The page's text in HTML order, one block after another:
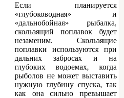
Если планируется
«глубоководная» и
«дальнобойная» рыбалка,
скользящий поплавок будет
незаменим. Скользящие
поплавки используются при
дальних забросах и на
глубоких водоемах, когда
рыболов не может выставить
нужную глубину спуска, так
как она сильно превышает